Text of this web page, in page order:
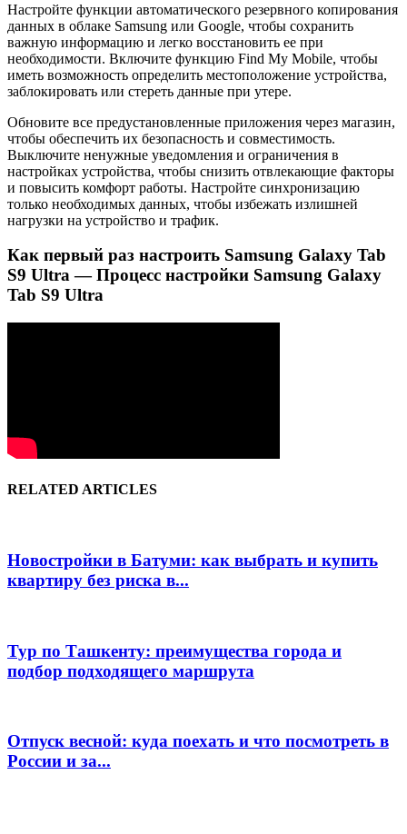
Настройте функции автоматического резервного копирования
данных в облаке Samsung или Google, чтобы сохранить
важную информацию и легко восстановить ее при
необходимости. Включите функцию Find My Mobile, чтобы
иметь возможность определить местоположение устройства,
заблокировать или стереть данные при утере.
Обновите все предустановленные приложения через магазин,
чтобы обеспечить их безопасность и совместимость.
Выключите ненужные уведомления и ограничения в
настройках устройства, чтобы снизить отвлекающие факторы
и повысить комфорт работы. Настройте синхронизацию
только необходимых данных, чтобы избежать излишней
нагрузки на устройство и трафик.
Как первый раз настроить Samsung Galaxy Tab
S9 Ultra — Процесс настройки Samsung Galaxy
Tab S9 Ultra
RELATED ARTICLES
Новостройки в Батуми: как выбрать и купить
квартиру без риска в...
Тур по Ташкенту: преимущества города и
подбор подходящего маршрута
Отпуск весной: куда поехать и что посмотреть в
России и за...